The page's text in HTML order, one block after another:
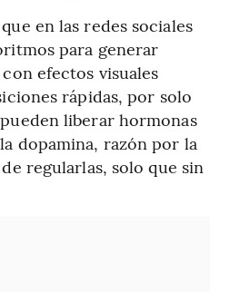
en las redes sociales
para generar
efectos visuales
rápidas, por solo
liberar hormonas
dopamina, razón por la
regularlas, solo que sin